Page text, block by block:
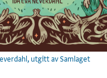
utgitt av Samlaget